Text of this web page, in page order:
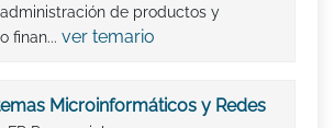
de productos y
finan... ver temario
Microinformáticos y Redes